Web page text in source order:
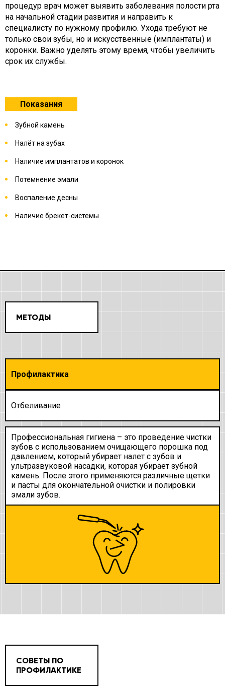
процедур врач может выявить заболевания полости рта
на начальной стадии развития и направить к
специалисту по нужному профилю. Ухода требуют не
только свои зубы, но и искусственные (имплантаты) и
коронки. Важно уделять этому время, чтобы увеличить
срок их службы.
Показания
Зубной камень
Налёт на зубах
Наличие имплантатов и коронок
Потемнение эмали
Воспаление десны
Наличие брекет-системы
МЕТОДЫ
Профилактика
Отбеливание
Профессиональная гигиена – это проведение чистки
зубов с использованием очищающего порошка под
давлением, который убирает налет с зубов и
ультразвуковой насадки, которая убирает зубной
камень. После этого применяются различные щетки
и пасты для окончательной очистки и полировки
эмали зубов.
СОВЕТЫ ПО
ПРОФИЛАКТИКЕ